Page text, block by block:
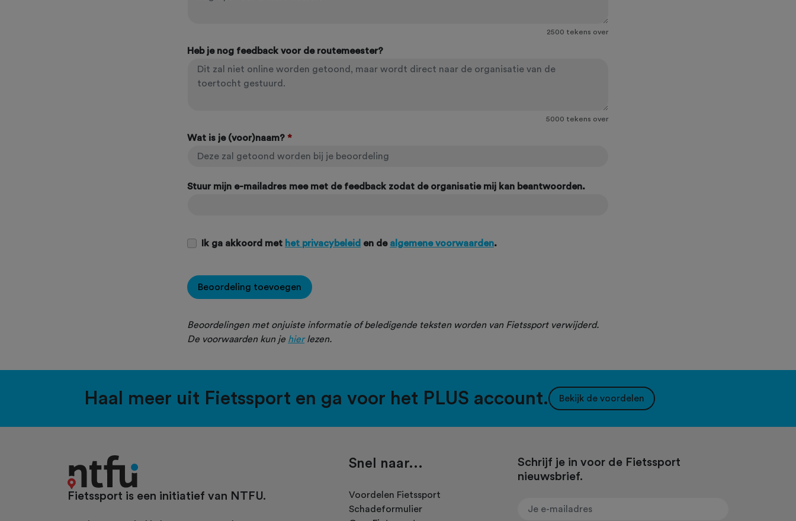
2500 tekens over
Heb je nog feedback voor de routemeester?
5000 tekens over
Wat is je (voor)naam? *
Stuur mijn e-mailadres mee met de feedback zodat de organisatie mij kan beantwoorden.
Ik ga akkoord met het privacybeleid en de algemene voorwaarden.
Beoordeling toevoegen
Beoordelingen met onjuiste informatie of beledigende teksten worden van Fietssport verwijderd.
De voorwaarden kun je hierlezen.
Haal meer uit Fietssport en ga voor het PLUS account. Bekijk de voordelen
Fietssport is een initiatief van NTFU.
Snel naar...
Voordelen Fietssport
Schadeformulier
Schrijf je in voor de Fietssport
nieuwsbrief.